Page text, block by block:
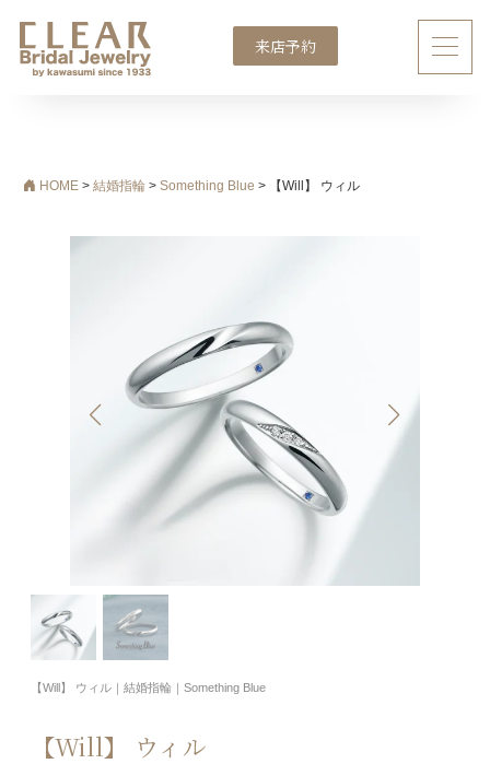
メインナビゲーション
来店予約
HOME> 結婚指輪 > Something Blue > 【Will】 ウィル
【Will】 ウィル｜結婚指輪｜Something Blue
【Will】 ウィル